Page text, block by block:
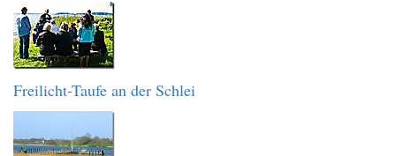
Freilicht-Taufe an der Schlei